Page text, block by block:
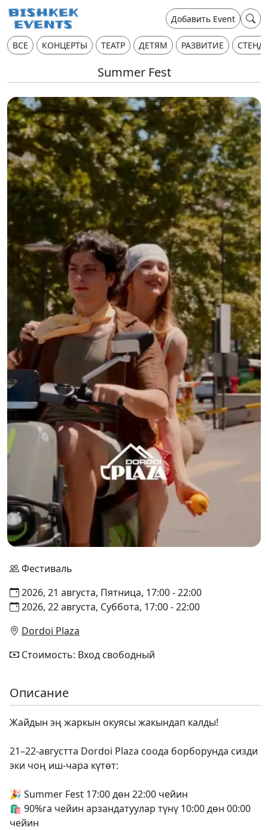
Добавить Event
ВСЕ КОНЦЕРТЫ ТЕАТР ДЕТЯМ РАЗВИТИЕ
Summer Fest
Фестиваль
2026, 21 августа, Пятница, 17:00 - 22:00
2026, 22 августа, Суббота, 17:00 - 22:00
Dordoi Plaza
Стоимость: Вход свободный
Описание
Жайдын эң жаркын окуясы жакындап калды!
21–22-августта Dordoi Plaza соода борборунда сизди
эки чоң иш-чара күтөт:
🎉 Summer Fest 17:00 дөн 22:00 чейин
🛍 90%га чейин арзандатуулар түнү 10:00 дөн 00:00
чейин